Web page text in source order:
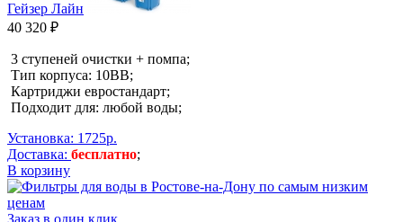
Гейзер Лайн
40 320 ₽
3 ступеней очистки + помпа;
Тип корпуса: 10BB;
Картриджи евростандарт;
Подходит для: любой воды;
Установка: 1725р.
Доставка: бесплатно;
В корзину